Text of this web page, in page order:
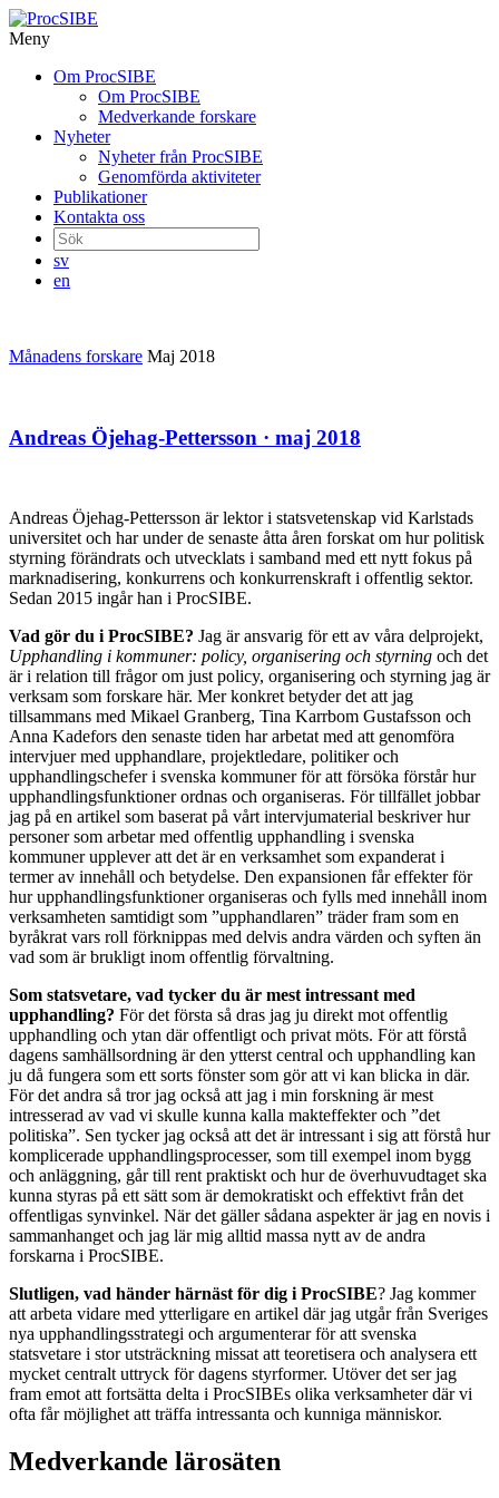
Meny
innehåll
Om ProcSIBE
Om ProcSIBE
Medverkande forskare
Nyheter
Nyheter från ProcSIBE
Genomförda aktiviteter
Publikationer
Kontakta oss
Sök
efter:
sv
en
Månadens forskare Maj 2018
Andreas Öjehag-Pettersson · maj 2018
Andreas Öjehag-Pettersson är lektor i statsvetenskap vid Karlstads
universitet och har under de senaste åtta åren forskat om hur politisk
styrning förändrats och utvecklats i samband med ett nytt fokus på
marknadisering, konkurrens och konkurrenskraft i offentlig sektor.
Sedan 2015 ingår han i ProcSIBE.
Vad gör du i ProcSIBE? Jag är ansvarig för ett av våra delprojekt,
Upphandling i kommuner: policy, organisering och styrning och det
är i relation till frågor om just policy, organisering och styrning jag är
verksam som forskare här. Mer konkret betyder det att jag
tillsammans med Mikael Granberg, Tina Karrbom Gustafsson och
Anna Kadefors den senaste tiden har arbetat med att genomföra
intervjuer med upphandlare, projektledare, politiker och
upphandlingschefer i svenska kommuner för att försöka förstår hur
upphandlingsfunktioner ordnas och organiseras. För tillfället jobbar
jag på en artikel som baserat på vårt intervjumaterial beskriver hur
personer som arbetar med offentlig upphandling i svenska
kommuner upplever att det är en verksamhet som expanderat i
termer av innehåll och betydelse. Den expansionen får effekter för
hur upphandlingsfunktioner organiseras och fylls med innehåll inom
verksamheten samtidigt som ”upphandlaren” träder fram som en
byråkrat vars roll förknippas med delvis andra värden och syften än
vad som är brukligt inom offentlig förvaltning.
Som statsvetare, vad tycker du är mest intressant med
upphandling? För det första så dras jag ju direkt mot offentlig
upphandling och ytan där offentligt och privat möts. För att förstå
dagens samhällsordning är den ytterst central och upphandling kan
ju då fungera som ett sorts fönster som gör att vi kan blicka in där.
För det andra så tror jag också att jag i min forskning är mest
intresserad av vad vi skulle kunna kalla makteffekter och ”det
politiska”. Sen tycker jag också att det är intressant i sig att förstå hur
komplicerade upphandlingsprocesser, som till exempel inom bygg
och anläggning, går till rent praktiskt och hur de överhuvudtaget ska
kunna styras på ett sätt som är demokratiskt och effektivt från det
offentligas synvinkel. När det gäller sådana aspekter är jag en novis i
sammanhanget och jag lär mig alltid massa nytt av de andra
forskarna i ProcSIBE.
Slutligen, vad händer härnäst för dig i ProcSIBE? Jag kommer
att arbeta vidare med ytterligare en artikel där jag utgår från Sveriges
nya upphandlingsstrategi och argumenterar för att svenska
statsvetare i stor utsträckning missat att teoretisera och analysera ett
mycket centralt uttryck för dagens styrformer. Utöver det ser jag
fram emot att fortsätta delta i ProcSIBEs olika verksamheter där vi
ofta får möjlighet att träffa intressanta och kunniga människor.
Medverkande lärosäten